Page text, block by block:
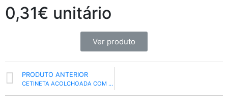
0,31€ unitário
Ver produto
PRODUTO ANTERIOR
CETINETA ACOLCHOADA COM DRAKALOM 100G 280CM LARGURA